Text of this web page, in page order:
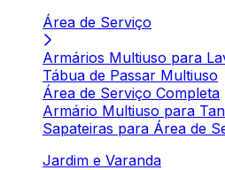
Área de Serviço
Armários Multiuso para
Tábua de Passar Multiuso
Área de Serviço Completa
Armário Multiuso para
Sapateiras para Área de
Jardim e Varanda